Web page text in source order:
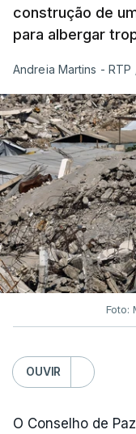
construção de
para albergar
Andreia Martins - RTP
Foto:
OUVIR
O Conselho de